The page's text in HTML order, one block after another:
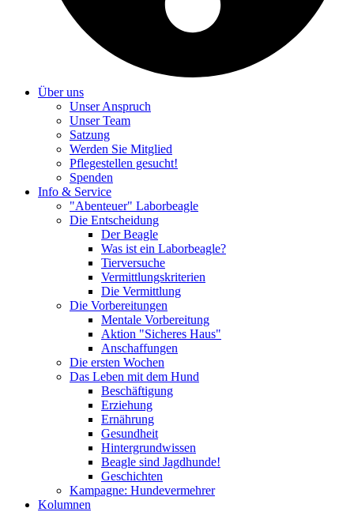
Über uns
Unser Anspruch
Unser Team
Satzung
Werden Sie Mitglied
Pflegestellen gesucht!
Spenden
Info & Service
"Abenteuer" Laborbeagle
Die Entscheidung
Der Beagle
Was ist ein Laborbeagle?
Tierversuche
Vermittlungskriterien
Die Vermittlung
Die Vorbereitungen
Mentale Vorbereitung
Aktion "Sicheres Haus"
Anschaffungen
Die ersten Wochen
Das Leben mit dem Hund
Beschäftigung
Erziehung
Ernährung
Gesundheit
Hintergrundwissen
Beagle sind Jagdhunde!
Geschichten
Kampagne: Hundevermehrer
Kolumnen